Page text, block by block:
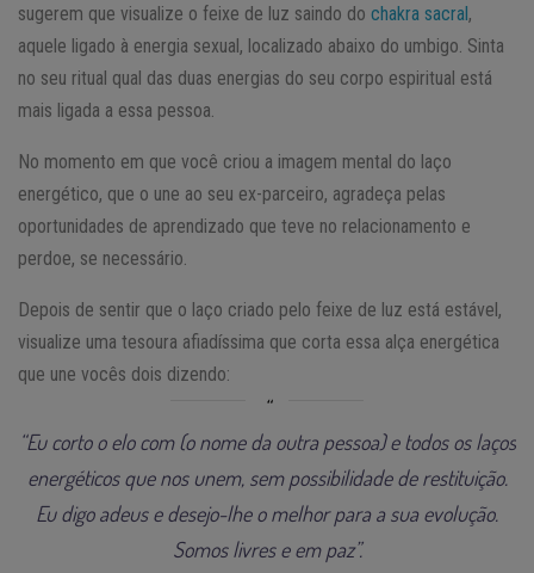
sugerem que visualize o feixe de luz saindo do chakra sacral,
aquele ligado à energia sexual, localizado abaixo do umbigo. Sinta
no seu ritual qual das duas energias do seu corpo espiritual está
mais ligada a essa pessoa.
No momento em que você criou a imagem mental do laço
energético, que o une ao seu ex-parceiro, agradeça pelas
oportunidades de aprendizado que teve no relacionamento e
perdoe, se necessário.
Depois de sentir que o laço criado pelo feixe de luz está estável,
visualize uma tesoura afiadíssima que corta essa alça energética
que une vocês dois dizendo:
“Eu corto o elo com (o nome da outra pessoa) e todos os laços
energéticos que nos unem, sem possibilidade de restituição.
Eu digo adeus e desejo-lhe o melhor para a sua evolução.
Somos livres e em paz”.